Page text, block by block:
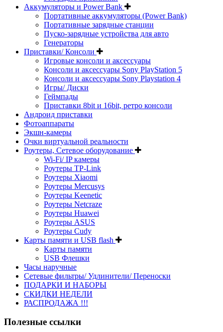
Аккумуляторы и Power Bank
Портативные аккумуляторы (Power Bank)
Портативные зарядные станции
Пуско-зарядные устройства для авто
Генераторы
Приставки/ Консоли
Игровые консоли и аксессуары
Консоли и аксессуары Sony PlayStation 5
Консоли и аксессуары Sony Playstation 4
Игры/ Диски
Геймпады
Приставки 8bit и 16bit, ретро консоли
Андроид приставки
Фотоаппараты
Экшн-камеры
Очки виртуальной реальности
Роутеры, Сетевое оборудование
Wi-Fi/ IP камеры
Роутеры TP-Link
Роутеры Xiaomi
Роутеры Mercusys
Роутеры Keenetic
Роутеры Netcraze
Роутеры Huawei
Роутеры ASUS
Роутеры Cudy
Карты памяти и USB flash
Карты памяти
USB Флешки
Часы наручные
Сетевые фильтры/ Удлинители/ Переноски
ПОДАРКИ И НАБОРЫ
СКИДКИ НЕДЕЛИ
РАСПРОДАЖА !!!
Полезные ссылки